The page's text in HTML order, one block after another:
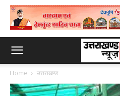
Home उत्तराखण्ड